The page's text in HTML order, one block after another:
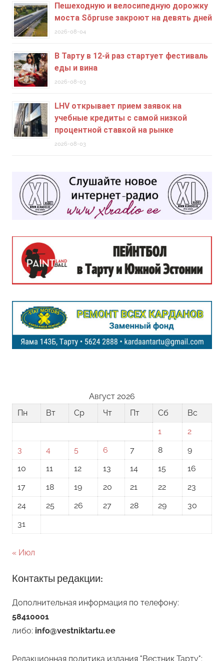
Пешеходную и велосипедную дорожку
моста Sõpruse закроют на девять дней
2026-08-04
В Тарту в 12-й раз стартует фестиваль
еды и вина
2026-08-03
LHV открывает прием заявок на
учебные кредиты c самой низкой
процентной ставкой на рынке
2026-08-03
Август 2026
Пн
Вт Ср Чт Пт Сб
Вс
1
2
3
4 5 6 7 8
9
10
11 12 13 14 15
16
17
18 19 20 21 22
23
24
25 26 27 28 29
30
31
« Июл
Контакты редакции:
Дополнительная информация по телефону:
58410001
либо: info@vestniktartu.ee
Редакционная политика издания "Вестник Тарту":